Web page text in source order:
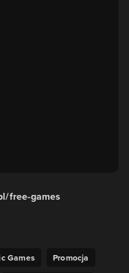
free-games
Games
Promocja